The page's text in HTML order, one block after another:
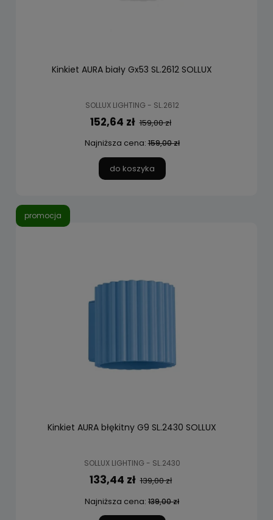
Kinkiet AURA biały Gx53 SL.2612 SOLLUX
SOLLUX LIGHTING - SL.2612
152,64 zł 159,00 zł
Najniższa cena:159,00 zł
do koszyka
Kinkiet AURA błękitny G9 SL.2430 SOLLUX
SOLLUX LIGHTING - SL.2430
133,44 zł 139,00 zł
Najniższa cena: 139,00 zł
promocja